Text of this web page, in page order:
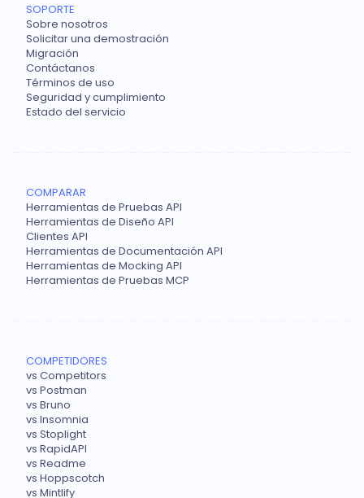
SOPORTE
Sobre nosotros
Solicitar una demostración
Migración
Contáctanos
Términos de uso
Seguridad y cumplimiento
Estado del servicio
COMPARAR
Herramientas de Pruebas API
Herramientas de Diseño API
Clientes API
Herramientas de Documentación API
Herramientas de Mocking API
Herramientas de Pruebas MCP
COMPETIDORES
vs Competitors
vs Postman
vs Bruno
vs Insomnia
vs Stoplight
vs RapidAPI
vs Readme
vs Hoppscotch
vs Mintlify